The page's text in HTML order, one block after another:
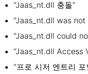
“Jaas_nt.dll 충돌“
“Jaas_nt.dll was not
“Jaas_nt.dll could
“Jaas_nt.dll Access
“프로 시저 엔트리